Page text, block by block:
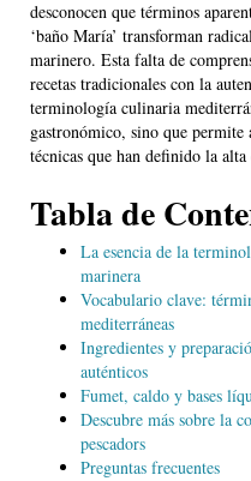
desconocen que términos
‘baño María’ transforman
marinero. Esta falta de
recetas tradicionales con la
terminología culinaria
gastronómico, sino que
técnicas que han definido la
Tabla de
La esencia de la
marinera
Vocabulario clave:
mediterráneas
Ingredientes y
auténticos
Fumet, caldo y bases
Descubre más sobre la
pescadors
Preguntas frecuentes